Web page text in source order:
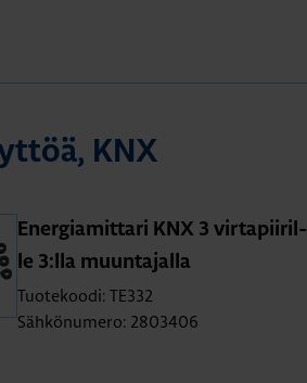
KNX
Ener­gia­mit­ta­ri KNX 3 vir­ta­pii­ril­
le 3:lla muun­ta­jal­la
Tuotekoodi: TE332
Sähkönumero: 2803406